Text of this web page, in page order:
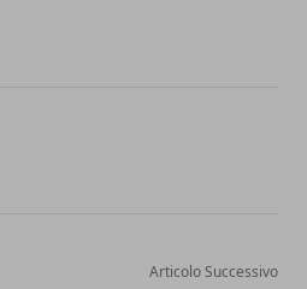
Articolo Successivo